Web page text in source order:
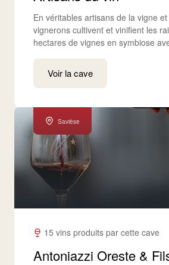
En véritables artisans de la vigne
vignerons cultivent et vinifient les
hectares de vignes en symbiose
Voir la cave
Savièse
15 vins produits par cette cave
Antoniazzi Oreste &